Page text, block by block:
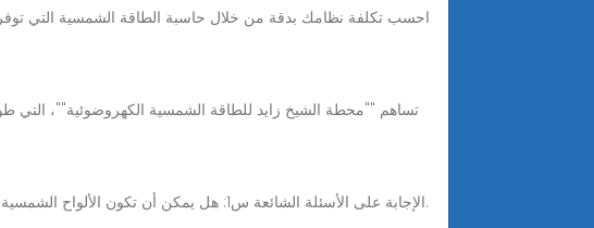
الإجابة على الأسئلة الشائعة س1: هل يمكن أن تكون الألواح الشمسية فعالة في الأجواء شديدة الغيوم؟ ج: نعم، الألواح الشمسية الحديثة فعالة للغاية، حتى في ظروف الإضاءة المنخفضة.